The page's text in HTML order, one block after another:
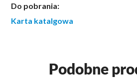
Do pobrania:
Karta katalgowa
Podobne